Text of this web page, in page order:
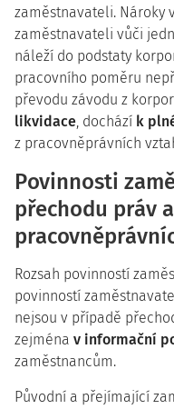
zaměstnavateli. Nároky
zaměstnavateli vůči
náleží do podstaty
pracovního poměru
převodu závodu z
likvidace, dochází k
z pracovněprávních
Povinnosti
přechodu práv
Rozsah povinností
povinností
nejsou v případě
zejména v informační
zaměstnancům.
Původní a přejímající